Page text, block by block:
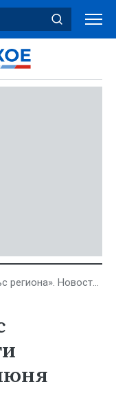
Новости воскресенья, 29 июня